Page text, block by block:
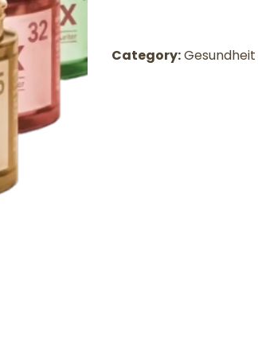
Category:Gesundheit